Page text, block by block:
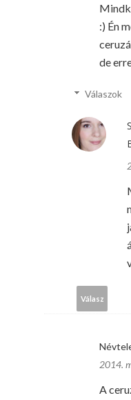
:) Én
de
Válaszok
Válasz
2014.
A